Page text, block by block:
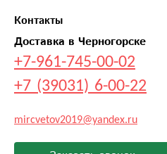
Контакты
Доставка в Черногорске
+7-961-745-00-02
+7 (39031) 6-00-22
mircvetov2019@yandex.ru